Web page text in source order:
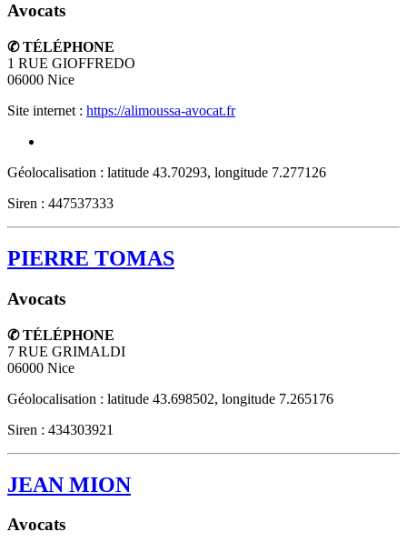
Avocats
✆ TÉLÉPHONE
1 RUE GIOFFREDO
06000 Nice
Site internet : https://alimoussa-avocat.fr
Géolocalisation : latitude 43.70293, longitude 7.277126
Siren : 447537333
PIERRE TOMAS
Avocats
✆ TÉLÉPHONE
7 RUE GRIMALDI
06000 Nice
Géolocalisation : latitude 43.698502, longitude 7.265176
Siren : 434303921
JEAN MION
Avocats